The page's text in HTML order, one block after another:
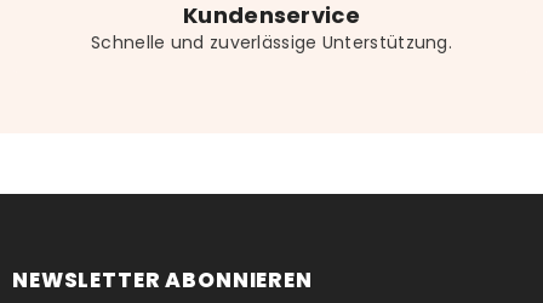
Kundenservice
Schnelle und zuverlässige Unterstützung.
NEWSLETTER ABONNIEREN